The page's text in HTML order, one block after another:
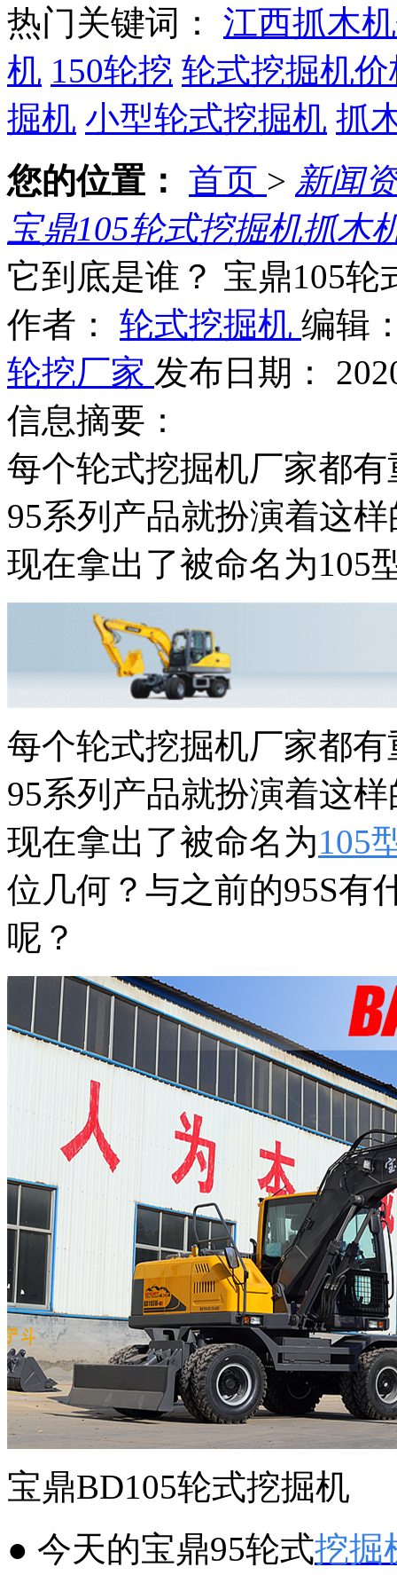
热门关键词： 江西抓木
机 150轮挖 轮式挖掘机
掘机 小型轮式挖掘机 抓
您的位置： 首页 > 新闻
宝鼎105轮式挖掘机抓木
它到底是谁？ 宝鼎105
作者： 轮式挖掘机 编辑
轮挖厂家 发布日期：
信息摘要：
每个轮式挖掘机厂家都
95系列产品就扮演着这
现在拿出了被命名为105
每个轮式挖掘机厂家都
95系列产品就扮演着这
现在拿出了被命名为105
位几何？与之前的95S有
呢？
宝鼎BD105轮式挖掘机
● 今天的宝鼎95轮式挖掘